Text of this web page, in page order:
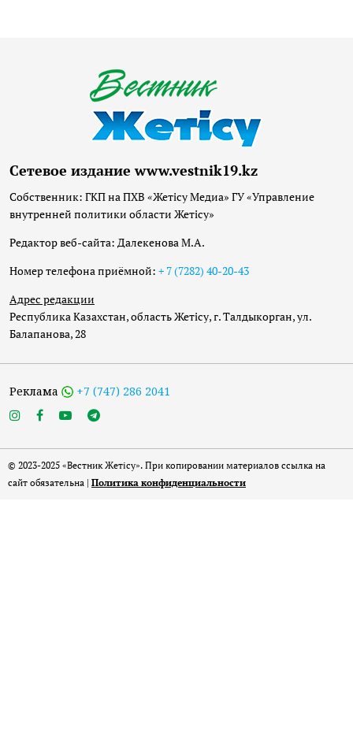
Сетевое издание www.vestnik19.kz
Собственник: ГКП на ПХВ «Жетісу Медиа» ГУ «Управление
внутренней политики области Жетісу»
Редактор веб-сайта: Далекенова М.А.
Номер телефона приёмной: + 7 (7282) 40-20-43
Адрес редакции
Республика Казахстан, область Жетісу, г. Талдыкорган, ул.
Балапанова, 28
Реклама +7 (747) 286 2041
© 2023-2025 «Вестник Жетісу». При копировании материалов ссылка на
сайт обязательна | Политика конфиденциальности